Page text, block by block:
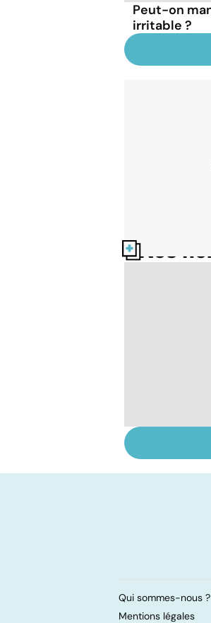
Peut-on
irritable ?
Nos
infections
Qui sommes-nous ?
Mentions légales